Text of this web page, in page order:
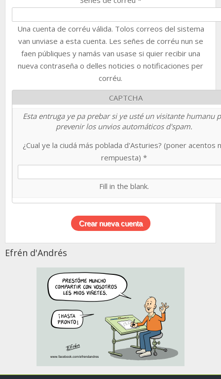
Una cuenta de corréu válida. Tolos correos del sistema
van unviase a esta cuenta. Les señes de corréu nun se
faen públiques y namás van usase si quier recibir una
nueva contraseña o delles noticies o notificaciones per
corréu.
CAPTCHA
Esta entruga ye pa prebar si ye usté un visitante humanu
prevenir los unvios automáticos d'spam.
¿Cual ye la ciudá más poblada d'Asturies? (poner acentos
rempuesta) *
Fill in the blank.
Efrén d'Andrés